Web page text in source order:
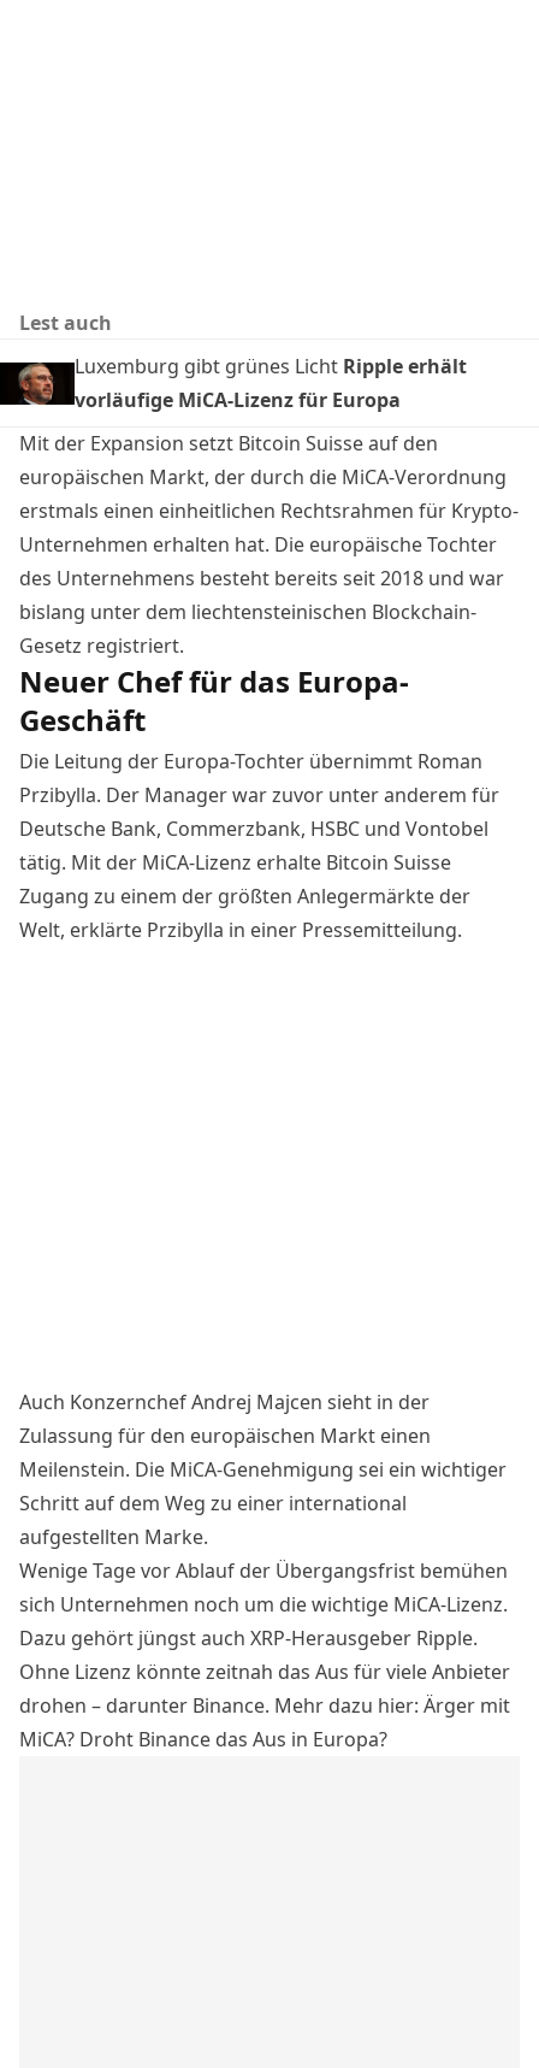
Lest auch
Luxemburg gibt grünes Licht Ripple erhält
vorläufige MiCA-Lizenz für Europa
Mit der Expansion setzt Bitcoin Suisse auf den
europäischen Markt, der durch die MiCA-Verordnung
erstmals einen einheitlichen Rechtsrahmen für Krypto-
Unternehmen erhalten hat. Die europäische Tochter
des Unternehmens besteht bereits seit 2018 und war
bislang unter dem liechtensteinischen Blockchain-
Gesetz registriert.
Neuer Chef für das Europa-
Geschäft
Die Leitung der Europa-Tochter übernimmt Roman
Przibylla. Der Manager war zuvor unter anderem für
Deutsche Bank, Commerzbank, HSBC und Vontobel
tätig. Mit der MiCA-Lizenz erhalte Bitcoin Suisse
Zugang zu einem der größten Anlegermärkte der
Welt, erklärte Przibylla in einer Pressemitteilung.
Auch Konzernchef Andrej Majcen sieht in der
Zulassung für den europäischen Markt einen
Meilenstein. Die MiCA-Genehmigung sei ein wichtiger
Schritt auf dem Weg zu einer international
aufgestellten Marke.
Wenige Tage vor Ablauf der Übergangsfrist bemühen
sich Unternehmen noch um die wichtige MiCA-Lizenz.
Dazu gehört jüngst auch XRP-Herausgeber Ripple.
Ohne Lizenz könnte zeitnah das Aus für viele Anbieter
drohen – darunter Binance. Mehr dazu hier: Ärger mit
MiCA? Droht Binance das Aus in Europa?